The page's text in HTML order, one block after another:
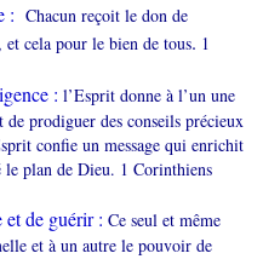
: Chacun reçoit le don de
cela pour le bien de tous. 1
: l’Esprit donne à l’un une
prodiguer des conseils précieux
confie un message qui enrichit
le plan de Dieu. 1 Corinthiens
de guérir : Ce seul et même
et à un autre le pouvoir de